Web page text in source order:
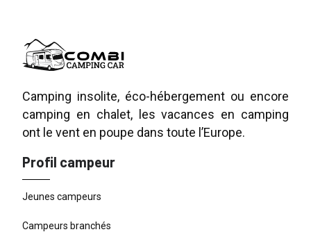
Camping insolite, éco-hébergement ou encore
camping en chalet, les vacances en camping
ont le vent en poupe dans toute l’Europe.
Profil campeur
Jeunes campeurs
Campeurs branchés